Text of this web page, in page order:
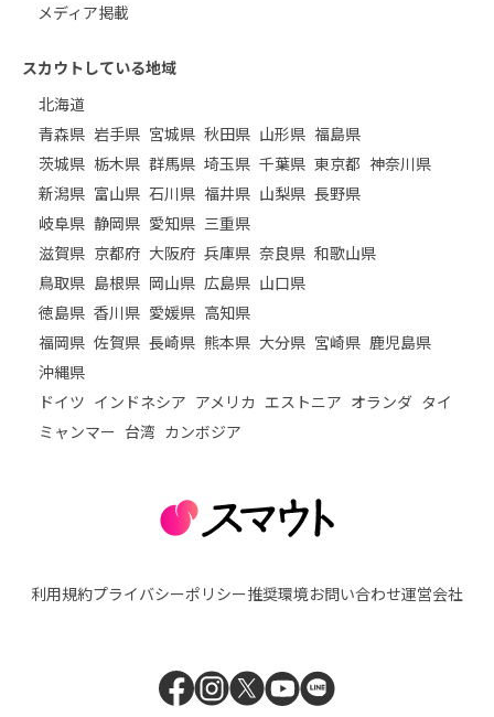
メディア掲載
スカウトしている地域
北海道
青森県 岩手県 宮城県 秋田県 山形県 福島県
茨城県 栃木県 群馬県 埼玉県 千葉県 東京都 神奈川県
新潟県 富山県 石川県 福井県 山梨県 長野県
岐阜県 静岡県 愛知県 三重県
滋賀県 京都府 大阪府 兵庫県 奈良県 和歌山県
鳥取県 島根県 岡山県 広島県 山口県
徳島県 香川県 愛媛県 高知県
福岡県 佐賀県 長崎県 熊本県 大分県 宮崎県 鹿児島県
沖縄県
ドイツ インドネシア アメリカ エストニア オランダ タイ
ミャンマー 台湾 カンボジア
利用規約プライバシーポリシー推奨環境お問い合わせ運営会社